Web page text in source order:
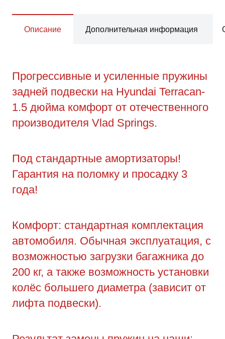
Описание Дополнительная информация
Прогрессивные и усиленные пружины
задней подвески на Hyundai Terracan-
1.5 дюйма комфорт от отечественного
производителя Vlad Springs.
Под стандартные амортизаторы!
Гарантия на поломку и просадку 3
года!
Комфорт: стандартная комплектация
автомобиля. Обычная эксплуатация, с
возможностью загрузки багажника до
200 кг, а также возможность установки
колёс большего диаметра (зависит от
лифта подвески).